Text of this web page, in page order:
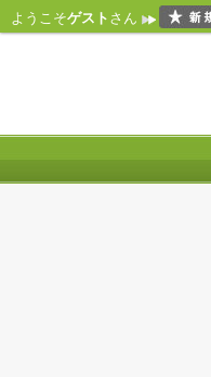
ようこそゲスト さん